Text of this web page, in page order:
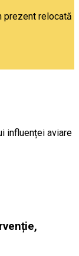
prezent relocată
influenței aviare